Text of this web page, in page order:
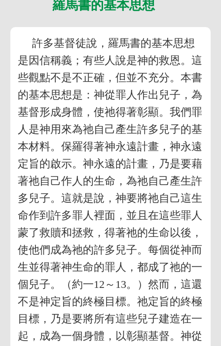
羅馬書的基本思想
許多基督徒說，羅馬書的基本思想
是因信稱義；有些人說是神的救恩。這
些觀點不是不正確，但並不充分。本書
的基本思想是：神從罪人作出兒子，為
基督形成身體，使祂得著彰顯。我們罪
人是神用來為祂自己產生許多兒子的基
本材料。保羅得著神永遠計畫，神永遠
定旨的啟示。神永遠的計畫，乃是要藉
著祂自己作人的生命，為祂自己產生許
多兒子。這就是說，神要將祂自己這生
命作到許多罪人裡面，並且在這些罪人
蒙了救贖和拯救，得著祂的生命以後，
使他們成為祂的許多兒子。每個從神而
生並得著神生命的罪人，都成了祂的一
個兒子。（約一12～13。）然而，這還
不是神定旨的終極目標。祂定旨的終極
目標，乃是要將所有這些兒子建造在一
起，成為一個身體，以彰顯基督。神從